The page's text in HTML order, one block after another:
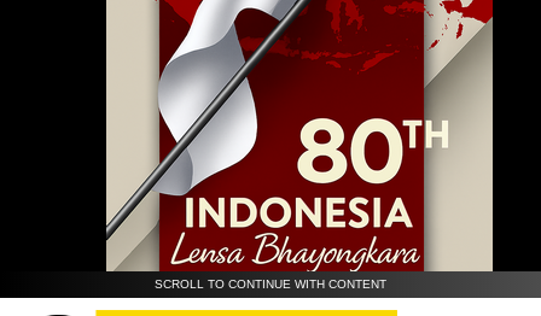
SCROLL TO CONTINUE WITH CONTENT